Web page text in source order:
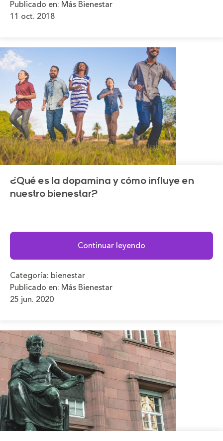
Publicado en: Más Bienestar
11 oct. 2018
¿Qué es la dopamina y cómo influye en
nuestro bienestar?
Continuar leyendo
Categoría: bienestar
Publicado en: Más Bienestar
25 jun. 2020